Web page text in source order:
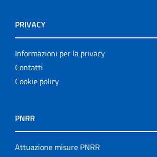
PRIVACY
Informazioni per la privacy
Contatti
Cookie policy
PNRR
Attuazione misure PNRR